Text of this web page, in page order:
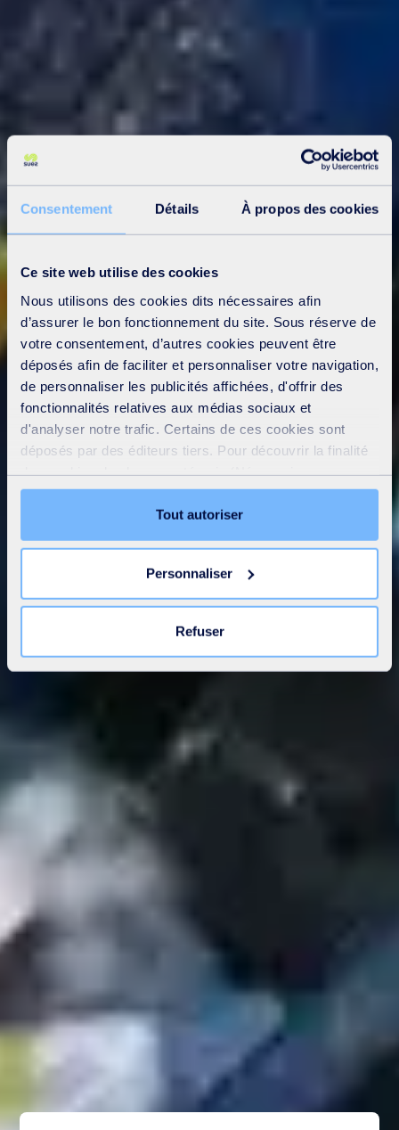
Consentement Détails À propos des cookies
Ce site web utilise des cookies
Nous utilisons des cookies dits nécessaires afin
d’assurer le bon fonctionnement du site. Sous réserve de
votre consentement, d’autres cookies peuvent être
déposés afin de faciliter et personnaliser votre navigation,
de personnaliser les publicités affichées, d'offrir des
fonctionnalités relatives aux médias sociaux et
d'analyser notre trafic. Certains de ces cookies sont
déposés par des éditeurs tiers. Pour découvrir la finalité
Préférences, Statistiques et Marketing), cliquez sur
l’onglet « Détails ». Via ce bandeau, vous pouvez
librement accepter ou refuser tous les cookies ou
nécessaires ne peut entrainer une restriction de l’accès
au site. Vous pouvez retirer votre consentement à tout
Tout autoriser
Personnaliser
Refuser